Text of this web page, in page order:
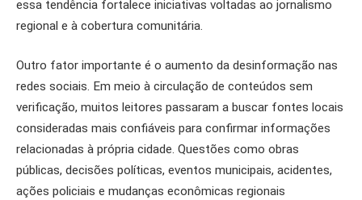
essa tendência fortalece iniciativas voltadas ao jornalismo
regional e à cobertura comunitária.
Outro fator importante é o aumento da desinformação nas
redes sociais. Em meio à circulação de conteúdos sem
verificação, muitos leitores passaram a buscar fontes locais
consideradas mais confiáveis para confirmar informações
relacionadas à própria cidade. Questões como obras
públicas, decisões políticas, eventos municipais, acidentes,
ações policiais e mudanças econômicas regionais